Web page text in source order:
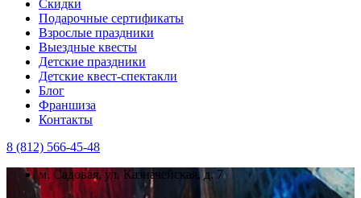
Скидки
Подарочные сертификаты
Взрослые праздники
Выездные квесты
Детские праздники
Детские квест-спектакли
Блог
Франшиза
Контакты
8 (812) 566-45-48
м. Садовая, ул. Казначейская, д. 7